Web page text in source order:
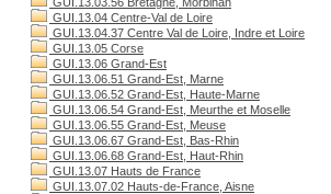
GUI.13.04 Centre-Val de Loire
GUI.13.04.37 Centre Val de Loire, Indre et Loire
GUI.13.05 Corse
GUI.13.06 Grand-Est
GUI.13.06.51 Grand-Est, Marne
GUI.13.06.52 Grand-Est, Haute-Marne
GUI.13.06.54 Grand-Est, Meurthe et Moselle
GUI.13.06.55 Grand-Est, Meuse
GUI.13.06.67 Grand-Est, Bas-Rhin
GUI.13.06.68 Grand-Est, Haut-Rhin
GUI.13.07 Hauts de France
GUI.13.07.02 Hauts-de-France, Aisne